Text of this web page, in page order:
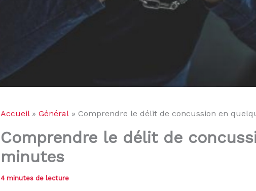
Accueil Général Comprendre le délit de concussion en
Comprendre le délit de
minutes
4 minutes de lecture